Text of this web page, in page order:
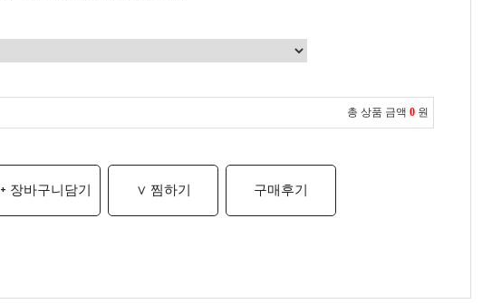
총 상품 금액 0 원
+ 장바구니담기 ∨ 찜하기 구매후기